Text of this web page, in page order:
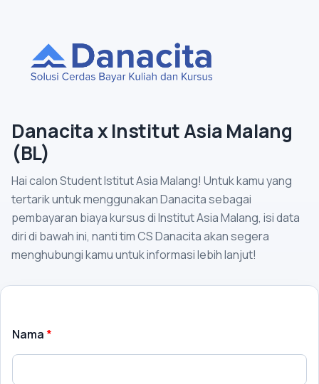
Danacita x Institut Asia Malang
(BL)
Hai calon Student Istitut Asia Malang! Untuk kamu yang
tertarik untuk menggunakan Danacita sebagai
pembayaran biaya kursus di Institut Asia Malang, isi data
diri di bawah ini, nanti tim CS Danacita akan segera
menghubungi kamu untuk informasi lebih lanjut!
Nama